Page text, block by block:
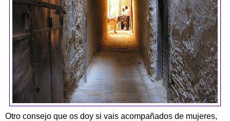
Otro consejo que os doy si vais acompañados de mujeres,